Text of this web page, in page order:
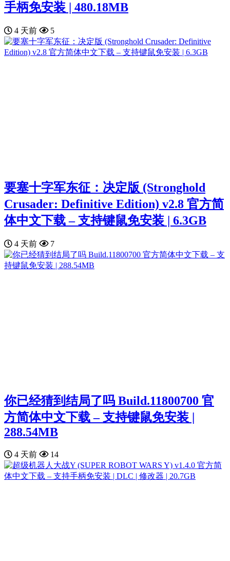
手柄免安装 | 480.18MB
4 天前 5
要塞十字军东征：决定版 (Stronghold
Crusader: Definitive Edition) v2.8 官方简
体中文下载 – 支持键鼠免安装 | 6.3GB
4 天前 7
你已经猜到结局了吗 Build.11800700 官
方简体中文下载 – 支持键鼠免安装 |
288.54MB
4 天前 14